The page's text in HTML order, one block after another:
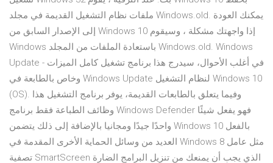
ملفات نظام التشغيل القديمة في مجلد Windows.old. يمكنك العودة
إلى الإصدار السابق من Windows 10 إذا واجهتك مشكلة ، وسيقوم
Windows باستعادة الملفات من المجلد Windows.old. ‏‎Windows
Update - في أغلب الأحوال، سيدرج هذا برنامج تشغيل كامل الميزات
وخاص بالطابعة في Windows Update لنظام التشغيل Windows 10
(OS). وفيما يتعلق بالطابعات القديمة، يوفر برنامج التشغيل هذا
وظائف الطباعة فقط برنامج Windows Defender فهو يفعل شيئًا
واحدًا جيدًا ومجانيا بالإضافة إلى ذلك يتضمن Windows 10 بالفعل
العديد من وسائل الحماية الأخرى المقدمة في Windows 8 مثل عامل
تصفية SmartScreen الذي يجب أن يمنعك من تنزيل البرامج الضارة